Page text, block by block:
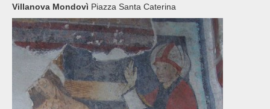
Villanova Mondovì Piazza Santa Caterina